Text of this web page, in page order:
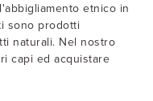
etnico in
sono prodotti
naturali. Nel nostro
capi ed acquistare